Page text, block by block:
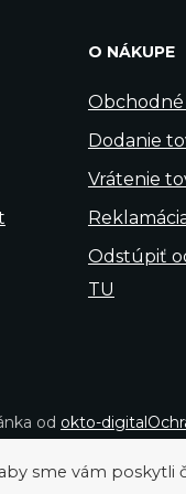
O NÁKUPE
Dodanie
Vrátenie
Odstúpiť
TU
od okto-digital
sme vám